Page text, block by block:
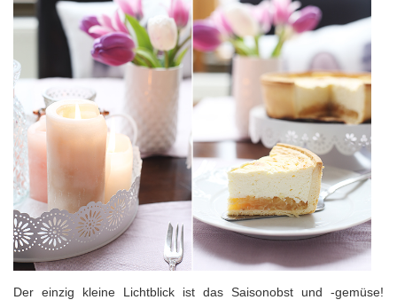
Der einzig kleine Lichtblick ist das Saisonobst und -gemüse!